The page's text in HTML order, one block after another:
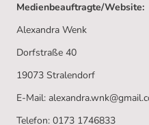
Medienbeauftragte/Website:
Alexandra Wenk
Dorfstraße 40
19073 Stralendorf
E-Mail:
Telefon: 0173 1746833